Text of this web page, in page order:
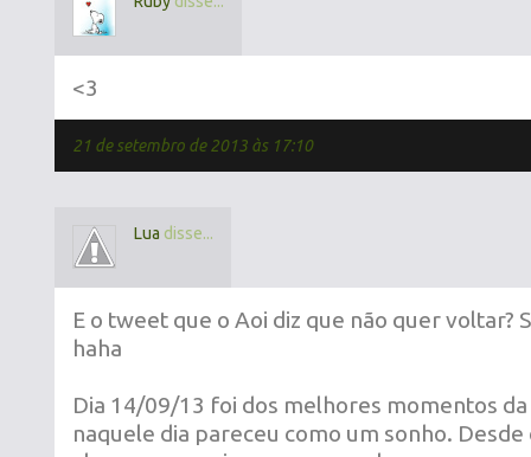
<3
21 de setembro de 2013 às 17:10
Lua disse...
E o tweet que o Aoi diz que não quer voltar?
haha
Dia 14/09/13 foi dos melhores momentos da
naquele dia pareceu como um sonho.